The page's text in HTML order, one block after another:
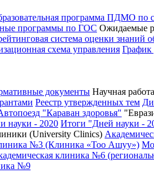
программа ПДМО по
программы по ГОС Ожидаемые
система оценки знаний
схема управления График
документы Научная работа
Реестр утвержденных тем
"Караван здоровья"
науки - 2020 Итоги "Дней науки -
(University Clinics)
№3 (Клиника «Тоо Ашуу»)
клиника №6
№9